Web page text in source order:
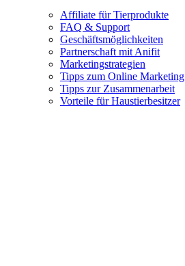
Affiliate für Tierprodukte
FAQ & Support
Geschäftsmöglichkeiten
Partnerschaft mit Anifit
Marketingstrategien
Tipps zum Online Marketing
Tipps zur Zusammenarbeit
Vorteile für Haustierbesitzer